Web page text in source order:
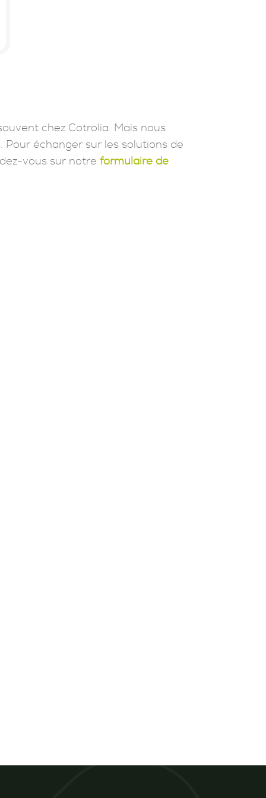
chez Cotrolia. Mais nous
échanger sur les solutions de
vous sur notre formulaire de